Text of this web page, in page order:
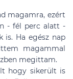
magamra, ezért
- fél perc alatt -
is. Ha egész nap
magammal
megittam.
hogy sikerült is